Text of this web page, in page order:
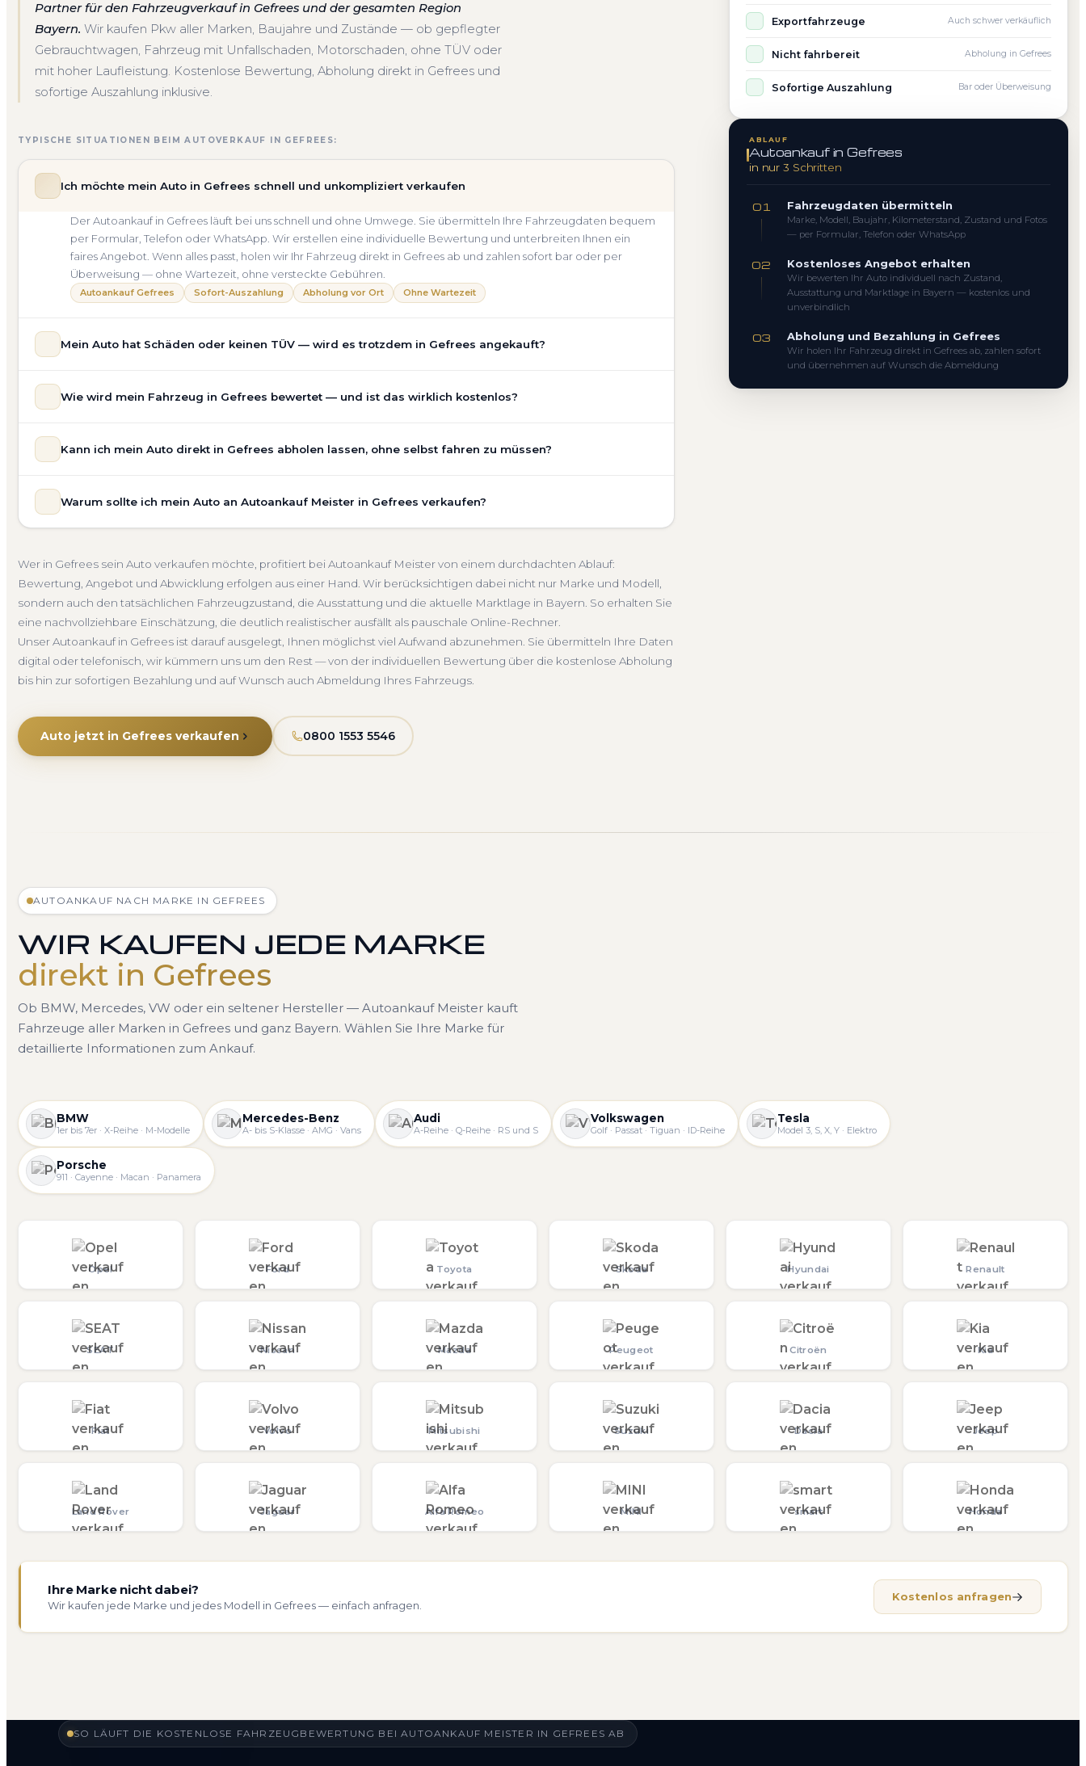
Partner für den Fahrzeugverkauf in Gefrees und der gesamten Region
Bayern. Wir kaufen Pkw aller Marken, Baujahre und Zustände — ob gepflegter
Gebrauchtwagen, Fahrzeug mit Unfallschaden, Motorschaden, ohne TÜV oder
mit hoher Laufleistung. Kostenlose Bewertung, Abholung direkt in Gefrees und
sofortige Auszahlung inklusive.
TYPISCHE SITUATIONEN BEIM AUTOVERKAUF IN GEFREES:
Ich möchte mein Auto in Gefrees schnell und unkompliziert verkaufen
Der Autoankauf in Gefrees läuft bei uns schnell und ohne Umwege. Sie übermitteln Ihre Fahrzeugdaten bequem
per Formular, Telefon oder WhatsApp. Wir erstellen eine individuelle Bewertung und unterbreiten Ihnen ein
faires Angebot. Wenn alles passt, holen wir Ihr Fahrzeug direkt in Gefrees ab und zahlen sofort bar oder per
Überweisung — ohne Wartezeit, ohne versteckte Gebühren.
Autoankauf Gefrees Sofort-Auszahlung Abholung vor Ort Ohne Wartezeit
Mein Auto hat Schäden oder keinen TÜV — wird es trotzdem in Gefrees angekauft?
allgemeinem Reparaturbedarf direkt in Gefrees an. Der Zustand Ihres Fahrzeugs fließt transparent in unsere
Unfallwagen Gefrees Motorschaden Ohne TÜV Getriebeschaden Faire Bewertung
Wie wird mein Fahrzeug in Gefrees bewertet — und ist das wirklich kostenlos?
Marke, Modell, Baujahr, Kilometerstand, Ausstattung, Pflegezustand und die aktuelle Marktlage. So erhalten Sie
Kostenlose Bewertung Marktwert Gefrees Unverbindlich Seriöse Einschätzung
Kann ich mein Auto direkt in Gefrees abholen lassen, ohne selbst fahren zu müssen?
— egal ob zu Hause, am Arbeitsplatz oder an einem Treffpunkt Ihrer Wahl in Gefrees und Umgebung. Auch nicht
Warum sollte ich mein Auto an Autoankauf Meister in Gefrees verkaufen?
verbindliches Angebot und auf Wunsch den kompletten Service von der Abholung bis zur Abmeldung. Über
4.800 zufriedene Kunden sprechen für sich.
Seit 2010 4.800+ Ankäufe Komplettservice Bayern
Wer in Gefrees sein Auto verkaufen möchte, profitiert bei Autoankauf Meister von einem durchdachten Ablauf:
Bewertung, Angebot und Abwicklung erfolgen aus einer Hand. Wir berücksichtigen dabei nicht nur Marke und Modell,
sondern auch den tatsächlichen Fahrzeugzustand, die Ausstattung und die aktuelle Marktlage in Bayern. So erhalten Sie
eine nachvollziehbare Einschätzung, die deutlich realistischer ausfällt als pauschale Online-Rechner.
Unser Autoankauf in Gefrees ist darauf ausgelegt, Ihnen möglichst viel Aufwand abzunehmen. Sie übermitteln Ihre Daten
digital oder telefonisch, wir kümmern uns um den Rest — von der individuellen Bewertung über die kostenlose Abholung
bis hin zur sofortigen Bezahlung und auf Wunsch auch Abmeldung Ihres Fahrzeugs.
Auto jetzt in Gefrees verkaufen 0800 1553 5546
Exportfahrzeuge Auch schwer verkäuflich
Nicht fahrbereit Abholung in Gefrees
Sofortige Auszahlung Bar oder Überweisung
ABLAUF
Autoankauf in Gefrees
in nur 3 Schritten
01 Fahrzeugdaten übermitteln
Marke, Modell, Baujahr, Kilometerstand, Zustand und Fotos
— per Formular, Telefon oder WhatsApp
02 Kostenloses Angebot erhalten
Wir bewerten Ihr Auto individuell nach Zustand,
Ausstattung und Marktlage in Bayern — kostenlos und
unverbindlich
03 Abholung und Bezahlung in Gefrees
Wir holen Ihr Fahrzeug direkt in Gefrees ab, zahlen sofort
und übernehmen auf Wunsch die Abmeldung
AUTOANKAUF NACH MARKE IN GEFREES
WIR KAUFEN JEDE MARKE
direkt in Gefrees
Ob BMW, Mercedes, VW oder ein seltener Hersteller — Autoankauf Meister kauft
Fahrzeuge aller Marken in Gefrees und ganz Bayern. Wählen Sie Ihre Marke für
detaillierte Informationen zum Ankauf.
BMW
1er bis 7er · X-Reihe · M-Modelle
Mercedes-Benz
A- bis S-Klasse · AMG · Vans
Audi
A-Reihe · Q-Reihe · RS und S
Volkswagen
Golf · Passat · Tiguan · ID-Reihe
Tesla
Model 3, S, X, Y · Elektro
Porsche
911 · Cayenne · Macan · Panamera
Opel Ford Toyota Skoda Hyundai Renault
SEAT Nissan Mazda Peugeot Citroën Kia
Fiat Volvo Mitsubishi Suzuki Dacia Jeep
Land Rover Jaguar Alfa Romeo MINI smart Honda
Ihre Marke nicht dabei?
Wir kaufen jede Marke und jedes Modell in Gefrees — einfach anfragen.
Kostenlos anfragen
SO LÄUFT DIE KOSTENLOSE FAHRZEUGBEWERTUNG BEI AUTOANKAUF MEISTER IN GEFREES AB